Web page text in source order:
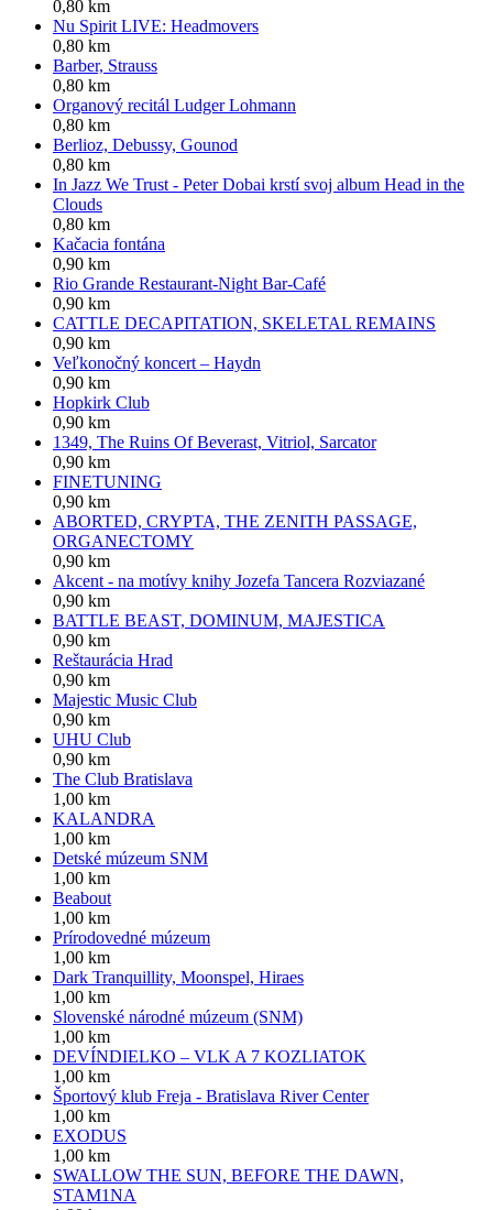
0,80 km
Nu Spirit LIVE: Headmovers
0,80 km
Barber, Strauss
0,80 km
Organový recitál Ludger Lohmann
0,80 km
Berlioz, Debussy, Gounod
0,80 km
In Jazz We Trust - Peter Dobai krstí svoj album Head in the
Clouds
0,80 km
Kačacia fontána
0,90 km
Rio Grande Restaurant-Night Bar-Café
0,90 km
CATTLE DECAPITATION, SKELETAL REMAINS
0,90 km
Veľkonočný koncert – Haydn
0,90 km
Hopkirk Club
0,90 km
1349, The Ruins Of Beverast, Vitriol, Sarcator
0,90 km
FINETUNING
0,90 km
ABORTED, CRYPTA, THE ZENITH PASSAGE,
ORGANECTOMY
0,90 km
Akcent - na motívy knihy Jozefa Tancera Rozviazané
0,90 km
BATTLE BEAST, DOMINUM, MAJESTICA
0,90 km
Reštaurácia Hrad
0,90 km
Majestic Music Club
0,90 km
UHU Club
0,90 km
The Club Bratislava
1,00 km
KALANDRA
1,00 km
Detské múzeum SNM
1,00 km
Beabout
1,00 km
Prírodovedné múzeum
1,00 km
Dark Tranquillity, Moonspel, Hiraes
1,00 km
Slovenské národné múzeum (SNM)
1,00 km
DEVÍNDIELKO – VLK A 7 KOZLIATOK
1,00 km
Športový klub Freja - Bratislava River Center
1,00 km
EXODUS
1,00 km
SWALLOW THE SUN, BEFORE THE DAWN,
STAM1NA